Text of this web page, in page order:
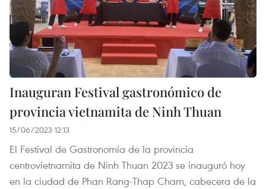
Inauguran Festival gastronómico de
provincia vietnamita de Ninh Thuan
15/06/2023 12:13
El Festival de Gastronomía de la provincia
centrovietnamita de Ninh Thuan 2023 se inauguró hoy
en la ciudad de Phan Rang-Thap Cham, cabecera de la